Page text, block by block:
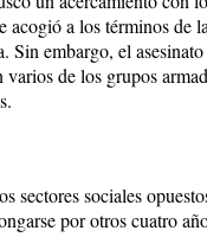
acogió a los términos de
Sin embargo, el
de los grupos
sectores sociales
por otros cuatro